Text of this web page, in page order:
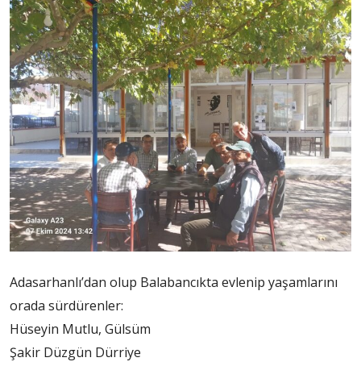
Adasarhanlı’dan olup Balabancıkta evlenip yaşamlarını
orada sürdürenler:
Hüseyin Mutlu, Gülsüm
Şakir Düzgün Dürriye